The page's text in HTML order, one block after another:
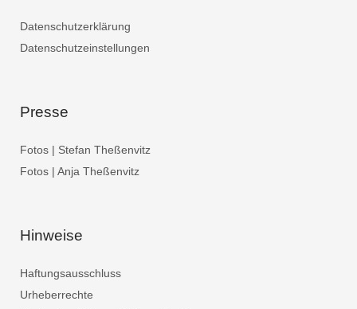
Datenschutzerklärung
Datenschutzeinstellungen
Presse
Fotos | Stefan Theßenvitz
Fotos | Anja Theßenvitz
Hinweise
Haftungsausschluss
Urheberrechte